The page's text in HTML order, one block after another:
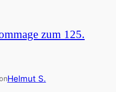
zum 125.
Helmut S.